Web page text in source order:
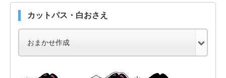
カットパス・白おさえ